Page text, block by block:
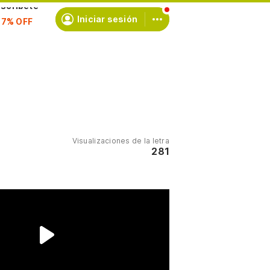
Iniciar sesión
Visualizaciones de la letra
281